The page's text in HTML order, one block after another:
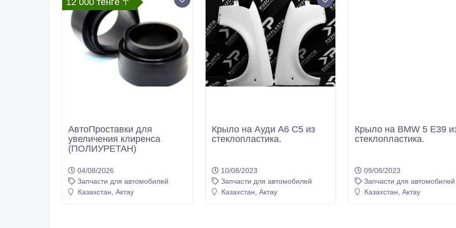
АвтоПроставки для
увеличения клиренса
(ПОЛИУРЕТАН)
04/08/2026
Запчасти для автомобилей
Казахстан, Актау
Крыло на Ауди А6 С5 из
стеклопластика.
10/08/2023
Запчасти для автомобилей
Казахстан, Актау
Крыло на BMW 5 E39
стеклопластика.
09/08/2023
Запчасти для автомобилей
Казахстан, Актау